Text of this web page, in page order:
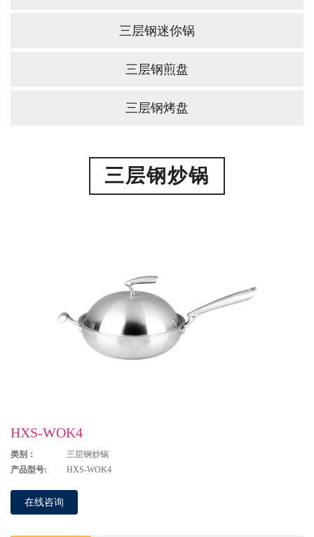
三层钢迷你锅
三层钢煎盘
三层钢烤盘
三层钢炒锅
HXS-WOK4
类别：
三层钢炒锅
产品型号:
HXS-WOK4
在线咨询